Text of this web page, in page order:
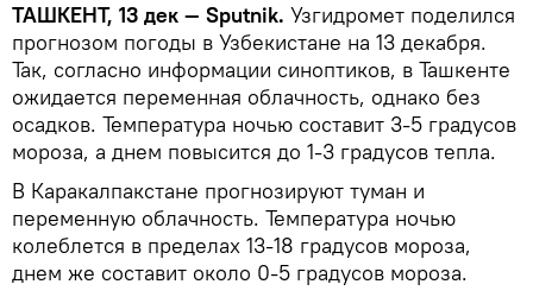
ТАШКЕНТ, 13 дек — Sputnik. Узгидромет поделился
прогнозом погоды в Узбекистане на 13 декабря.
Так, согласно информации синоптиков, в Ташкенте
ожидается переменная облачность, однако без
осадков. Температура ночью составит 3-5 градусов
мороза, а днем повысится до 1-3 градусов тепла.
В Каракалпакстане прогнозируют туман и
переменную облачность. Температура ночью
колеблется в пределах 13-18 градусов мороза,
днем же составит около 0-5 градусов мороза.